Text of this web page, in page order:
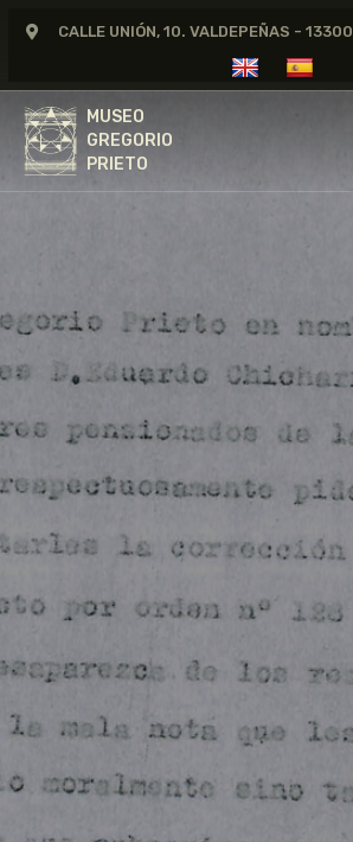
CALLE UNIÓN, 10. VALDEPEÑAS - 13300
MUSEO
GREGORIO
PRIETO
MUSEO
GREGORIO
GREGORIO PRIETO
CERTAMEN DE DIBUJO
TIENDA
NOTICIAS